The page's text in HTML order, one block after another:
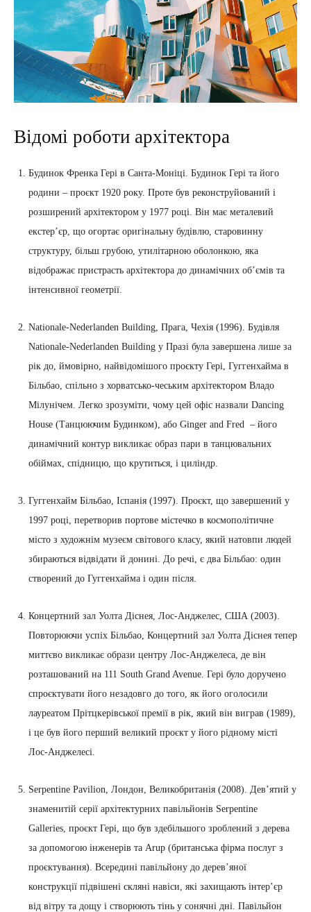
Відомі роботи архітектора
Будинок Френка Гері в Санта-Моніці. Будинок Гері та його
родини – проєкт 1920 року. Проте був реконструйований і
розширений архітектором у 1977 році. Він має металевий
екстер’єр, що огортає оригінальну будівлю, старовинну
структуру, більш грубою, утилітарною оболонкою, яка
відображає пристрасть архітектора до динамічних об’ємів та
інтенсивної геометрії.
Nationale-Nederlanden Building, Прага, Чехія (1996). Будівля
Nationale-Nederlanden Building у Празі була завершена лише за
рік до, ймовірно, найвідомішого проєкту Гері, Гуггенхайма в
Більбао, спільно з хорватсько-чеським архітектором Владо
Мілунічем. Легко зрозуміти, чому цей офіс назвали Dancing
House (Танцюючим Будинком), або Ginger and Fred – його
динамічний контур викликає образ пари в танцювальних
обіймах, спідницю, що крутиться, і циліндр.
Гуггенхайм Більбао, Іспанія (1997). Проєкт, що завершений у
1997 році, перетворив портове містечко в космополітичне
місто з художнім музеєм світового класу, який натовпи людей
збираються відвідати й донині. До речі, є два Більбао: один
створений до Гуггенхайма і один після.
Концертний зал Уолта Діснея, Лос-Анджелес, США (2003).
Повторюючи успіх Більбао, Концертний зал Уолта Діснея тепер
миттєво викликає образи центру Лос-Анджелеса, де він
розташований на 111 South Grand Avenue. Гері було доручено
спроєктувати його незадовго до того, як його оголосили
лауреатом Прітцкерівської премії в рік, який він виграв (1989),
і це був його перший великий проєкт у його рідному місті
Лос-Анджелесі.
Serpentine Pavilion, Лондон, Великобританія (2008). Дев’ятий у
знаменитій серії архітектурних павільйонів Serpentine
Galleries, проєкт Гері, що був здебільшого зроблений з дерева
за допомогою інженерів та Arup (британська фірма послуг з
проєктування). Всередині павільйону до дерев’яної
конструкції підвішені скляні навіси, які захищають інтер’єр
від вітру та дощу і створюють тінь у сонячні дні. Павільйон